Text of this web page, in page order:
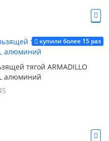
купили более 15 раз
тягой ARMADILLO
алюминий